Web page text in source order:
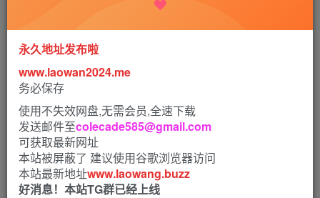
需要自行在设置里面选择中文
发行日期：2023 年 12 月 21 日
【游戏名字】：傲慢的怪兽公主与名侦探使魔1.04 官方中文
步兵版
永久地址发布啦
www.laowan2024.me
务必保存
使用不失效网盘,无需会员,全速下载
发送邮件至colecade585@gmail.com
可获取最新网址
本站被屏蔽了 建议使用谷歌浏览器访问
本站最新地址www.laowang.buzz
好消息！本站TG群已经上线